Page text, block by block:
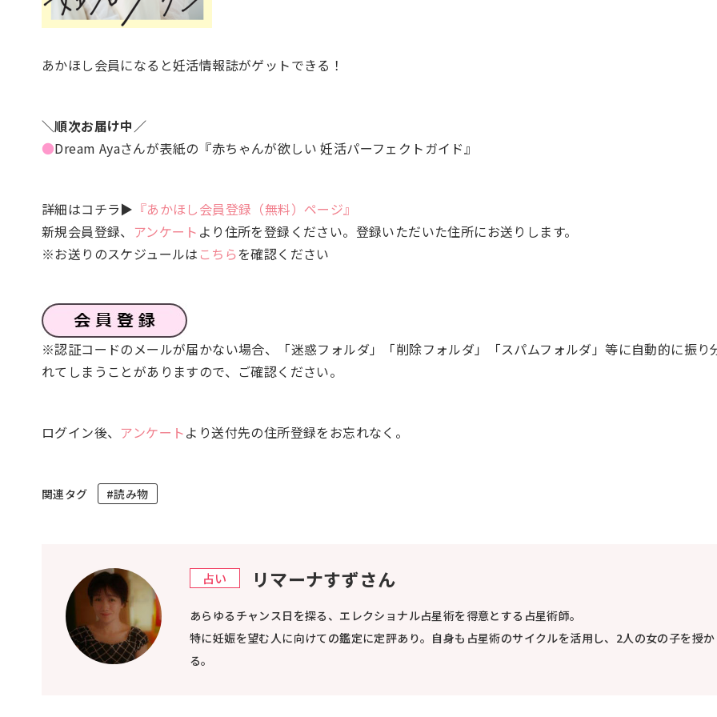
あかほし会員になると妊活情報誌がゲットできる！
＼順次お届け中／
●Dream Ayaさんが表紙の『赤ちゃんが欲しい 妊活パーフェクトガイド』
詳細はコチラ▶ 『あかほし会員登録（無料）ページ』
新規会員登録、 アンケート より住所を登録ください。登録いただいた住所にお送りします。
※お送りのスケジュールは こちらを確認ください
※認証コードのメールが届かない場合、「迷惑フォルダ」「削除フォルダ」「スパムフォルダ」等に自動的に振り
れてしまうことがありますので、ご確認ください。
ログイン後、 アンケートより送付先の住所登録をお忘れなく。
関連タグ #読み物
占い リマーナすずさん
あらゆるチャンス日を探る、エレクショナル占星術を得意とする占星術師。
特に妊娠を望む人に向けての鑑定に定評あり。自身も占星術のサイクルを活用し、2人の女の子を授か
る。